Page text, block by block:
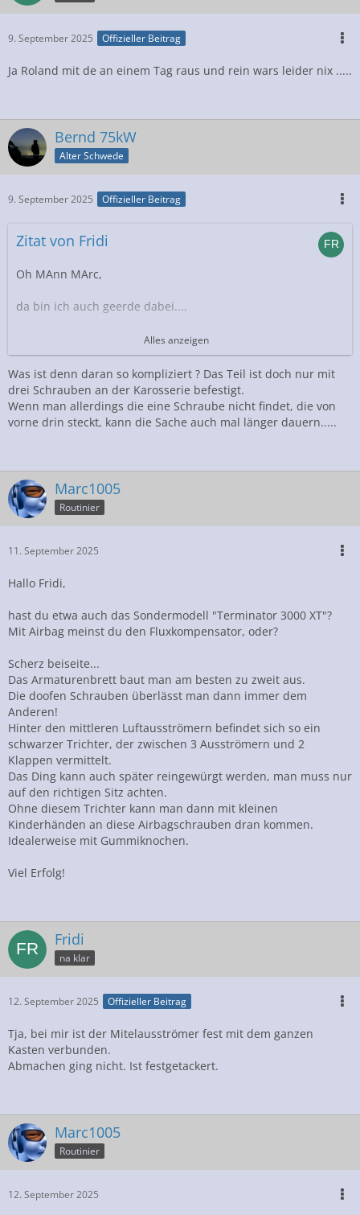
9. September 2025 Offizieller Beitrag
Ja Roland mit de an einem Tag raus und rein wars leider nix .....
Bernd 75kW
Alter Schwede
9. September 2025 Offizieller Beitrag
Zitat von Fridi
Oh MAnn MArc,
da bin ich auch geerde dabei....
Mehr als zwei TAge AUsbau.
Ich habe den Querträger mit dem Ausschnitt für das
Doppeldinradio, da kommt man nicht an die beiden
Airbagschrauebn auf der linken Seite ran.
Jetzt beim Wiedereinbau ist noch blöder die vordere davon
Alles anzeigen
Was ist denn daran so kompliziert ? Das Teil ist doch nur mit
drei Schrauben an der Karosserie befestigt.
Wenn man allerdings die eine Schraube nicht findet, die von
vorne drin steckt, kann die Sache auch mal länger dauern.....
Marc1005
Routinier
11. September 2025
Hallo Fridi,
hast du etwa auch das Sondermodell "Terminator 3000 XT"?
Mit Airbag meinst du den Fluxkompensator, oder?
Scherz beiseite...
Das Armaturenbrett baut man am besten zu zweit aus.
Die doofen Schrauben überlässt man dann immer dem
Anderen!
Hinter den mittleren Luftausströmern befindet sich so ein
schwarzer Trichter, der zwischen 3 Ausströmern und 2
Klappen vermittelt.
Das Ding kann auch später reingewürgt werden, man muss nur
auf den richtigen Sitz achten.
Ohne diesem Trichter kann man dann mit kleinen
Kinderhänden an diese Airbagschrauben dran kommen.
Idealerweise mit Gummiknochen.
Viel Erfolg!
Fridi
na klar
12. September 2025 Offizieller Beitrag
Tja, bei mir ist der Mitelausströmer fest mit dem ganzen
Kasten verbunden.
Abmachen ging nicht. Ist festgetackert.
Marc1005
Routinier
12. September 2025